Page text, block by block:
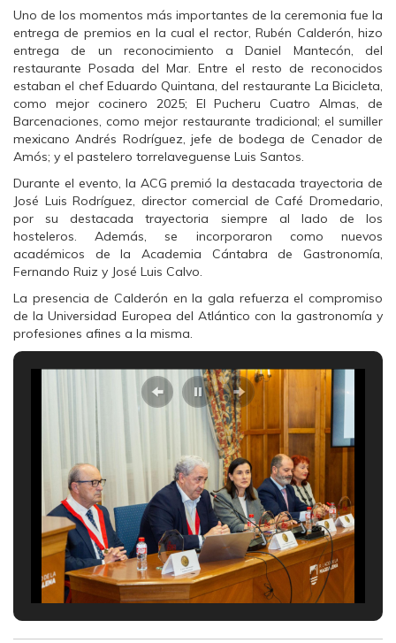
r
e
n
F
a
c
e
b
o
o
k
(
S
a
b
r
n
u
n
a
e
n
t
a
n
a
r
e
n
T
w
i
t
t
e
r
S
e
b
r
e
e
n
u
n
a
v
n
t
a
n
a
n
r
e
n
W
h
a
t
s
A
p
p
(
S
a
b
r
e
e
n
u
n
a
e
n
t
a
n
a
Uno de los momentos más importantes de la ceremonia fue la
entrega de premios en la cual el rector, Rubén Calderón, hizo
entrega de un reconocimiento a Daniel Mantecón, del
restaurante Posada del Mar. Entre el resto de reconocidos
estaban el chef Eduardo Quintana, del restaurante La Bicicleta,
como mejor cocinero 2025; El Pucheru Cuatro Almas, de
Barcenaciones, como mejor restaurante tradicional; el sumiller
mexicano Andrés Rodríguez, jefe de bodega de Cenador de
Amós; y el pastelero torrelaveguense Luis Santos.
Durante el evento, la ACG premió la destacada trayectoria de
José Luis Rodríguez, director comercial de Café Dromedario,
por su destacada trayectoria siempre al lado de los
hosteleros. Además, se incorporaron como nuevos
académicos de la Academia Cántabra de Gastronomía,
Fernando Ruiz y José Luis Calvo.
La presencia de Calderón en la gala refuerza el compromiso
de la Universidad Europea del Atlántico con la gastronomía y
profesiones afines a la misma.